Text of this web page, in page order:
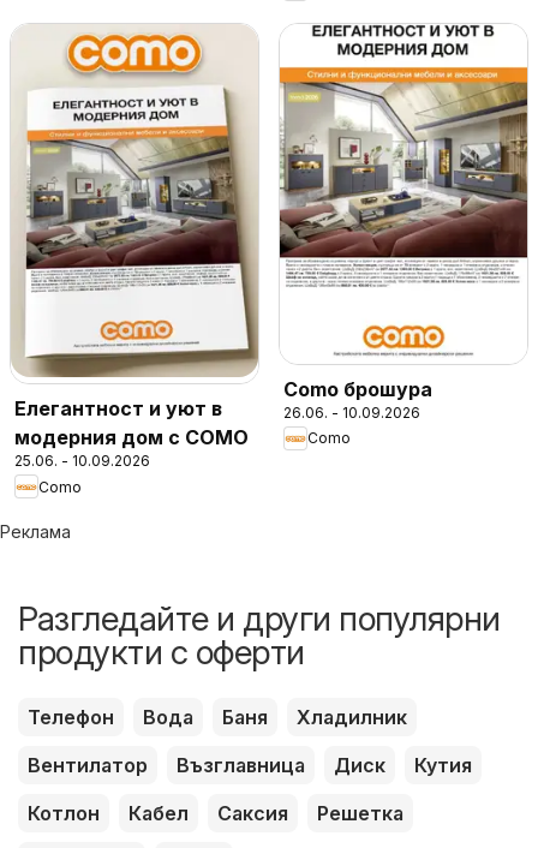
Елегантност и уют в
модерния дом с COMO
25.06. - 10.09.2026
Como
Como брошура
26.06. - 10.09.2026
Como
Реклама
Разгледайте и други популярни
продукти с оферти
Телефон Вода Баня
Хладилник
Вентилатор
Възглавница Диск
Кутия
Котлон
Кабел Саксия
Решетка